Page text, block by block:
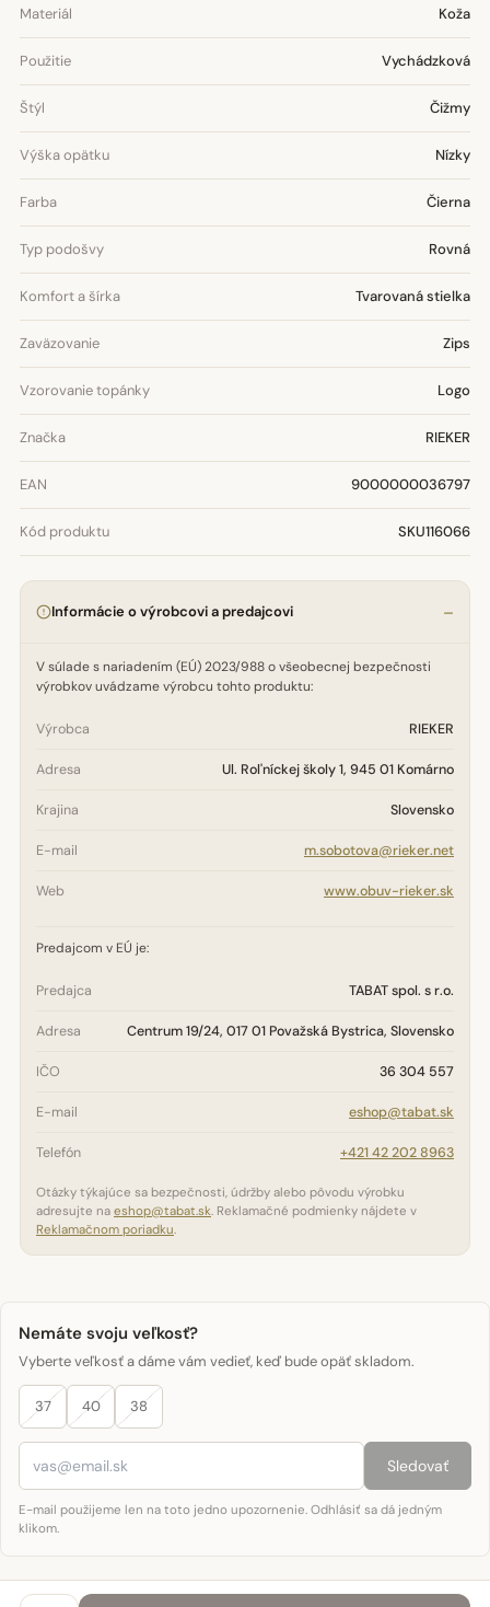
Materiál Koža
Použitie Vychádzková
Štýl Čižmy
Výška opätku Nízky
Farba Čierna
Typ podošvy Rovná
Komfort a šírka Tvarovaná stielka
Zaväzovanie Zips
Vzorovanie topánky Logo
Značka RIEKER
EAN 9000000036797
Kód produktu SKU116066
Informácie o výrobcovi a predajcovi
V súlade s nariadením (EÚ) 2023/988 o všeobecnej bezpečnosti
výrobkov uvádzame výrobcu tohto produktu:
Výrobca RIEKER
Adresa Ul. Rol'níckej školy 1, 945 01 Komárno
Krajina Slovensko
E-mail m.sobotova@rieker.net
Web www.obuv-rieker.sk
Predajcom v EÚ je:
Predajca TABAT spol. s r.o.
Adresa Centrum 19/24, 017 01 Považská Bystrica, Slovensko
IČO 36 304 557
E-mail eshop@tabat.sk
Telefón +421 42 202 8963
Otázky týkajúce sa bezpečnosti, údržby alebo pôvodu výrobku
adresujte na eshop@tabat.sk. Reklamačné podmienky nájdete v
Reklamačnom poriadku.
Nemáte svoju veľkosť?
Vyberte veľkosť a dáme vám vedieť, keď bude opäť skladom.
37 40 38
Sledovať
E-mail použijeme len na toto jedno upozornenie. Odhlásiť sa dá jedným
klikom.